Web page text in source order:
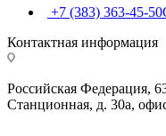
+7 (383) 363-45-50
Контактная информация
Российская Федерация,
Станционная, д. 30а,